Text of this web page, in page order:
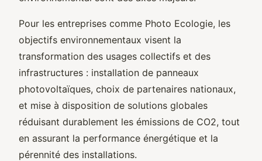
Pour les entreprises comme Photo Ecologie, les
objectifs environnementaux visent la
transformation des usages collectifs et des
infrastructures : installation de panneaux
photovoltaïques, choix de partenaires nationaux,
et mise à disposition de solutions globales
réduisant durablement les émissions de CO2, tout
en assurant la performance énergétique et la
pérennité des installations.